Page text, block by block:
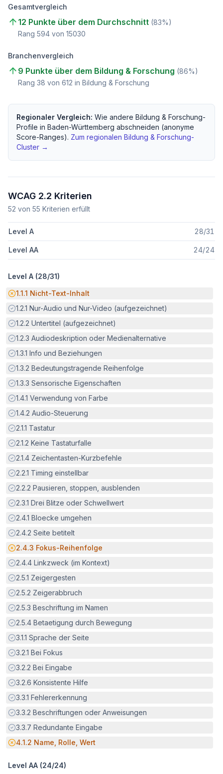
Gesamtvergleich
12 Punkte über dem Durchschnitt (83%)
Rang 594 von 15030
Branchenvergleich
9 Punkte über dem Bildung & Forschung (86%)
Rang 38 von 612 in Bildung & Forschung
Regionaler Vergleich: Wie andere Bildung & Forschung-
Profile in Baden-Württemberg abschneiden (anonyme
Score-Ranges). Zum regionalen Bildung & Forschung-
Cluster →
WCAG 2.2 Kriterien
52 von 55 Kriterien erfüllt
Level A 28/31
Level AA 24/24
Level A (28/31)
Potenzielle Barriere:
1.1.1 Nicht-Text-Inhalt
Erfüllt:
1.2.1 Nur-Audio und Nur-Video (aufgezeichnet)
Erfüllt:
1.2.2 Untertitel (aufgezeichnet)
Erfüllt:
1.2.3 Audiodeskription oder Medienalternative
Erfüllt:
1.3.1 Info und Beziehungen
Erfüllt:
1.3.2 Bedeutungstragende Reihenfolge
Erfüllt:
1.3.3 Sensorische Eigenschaften
Erfüllt:
1.4.1 Verwendung von Farbe
Erfüllt:
1.4.2 Audio-Steuerung
Erfüllt:
2.1.1 Tastatur
Erfüllt:
2.1.2 Keine Tastaturfalle
Erfüllt:
2.1.4 Zeichentasten-Kurzbefehle
Erfüllt:
2.2.1 Timing einstellbar
Erfüllt:
2.2.2 Pausieren, stoppen, ausblenden
Erfüllt:
2.3.1 Drei Blitze oder Schwellwert
Erfüllt:
2.4.1 Bloecke umgehen
Erfüllt:
2.4.2 Seite betitelt
Potenzielle Barriere:
2.4.3 Fokus-Reihenfolge
Erfüllt:
2.4.4 Linkzweck (im Kontext)
Erfüllt:
2.5.1 Zeigergesten
Erfüllt:
2.5.2 Zeigerabbruch
Erfüllt:
2.5.3 Beschriftung im Namen
Erfüllt:
2.5.4 Betaetigung durch Bewegung
Erfüllt:
3.1.1 Sprache der Seite
Erfüllt:
3.2.1 Bei Fokus
Erfüllt:
3.2.2 Bei Eingabe
Erfüllt:
3.2.6 Konsistente Hilfe
Erfüllt:
3.3.1 Fehlererkennung
Erfüllt:
3.3.2 Beschriftungen oder Anweisungen
Erfüllt:
3.3.7 Redundante Eingabe
Potenzielle Barriere:
4.1.2 Name, Rolle, Wert
Level AA (24/24)